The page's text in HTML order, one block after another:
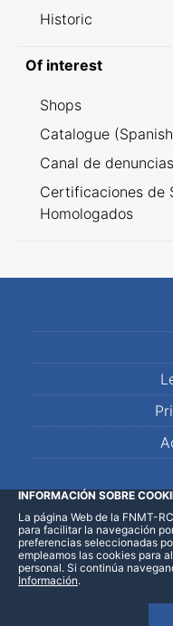
Historic
Of interest
Shops
Catalogue
Canal de denuncias
Certificaciones de
Homologados
LinkedInFacebook
INFORMACIÓN SOBRE
La página Web de la FNMT-
para facilitar la navegación
preferencias seleccionadas
empleamos las cookies para
personal. Si continúa
Información.